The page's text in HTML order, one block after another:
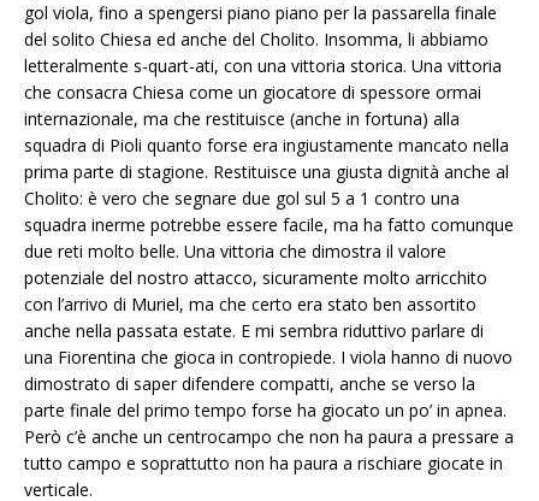
gol viola, fino a spengersi piano piano per la passarella finale
del solito Chiesa ed anche del Cholito. Insomma, li abbiamo
letteralmente s-quart-ati, con una vittoria storica. Una vittoria
che consacra Chiesa come un giocatore di spessore ormai
internazionale, ma che restituisce (anche in fortuna) alla
squadra di Pioli quanto forse era ingiustamente mancato nella
prima parte di stagione. Restituisce una giusta dignità anche al
Cholito: è vero che segnare due gol sul 5 a 1 contro una
squadra inerme potrebbe essere facile, ma ha fatto comunque
due reti molto belle. Una vittoria che dimostra il valore
potenziale del nostro attacco, sicuramente molto arricchito
con l’arrivo di Muriel, ma che certo era stato ben assortito
anche nella passata estate. E mi sembra riduttivo parlare di
una Fiorentina che gioca in contropiede. I viola hanno di nuovo
dimostrato di saper difendere compatti, anche se verso la
parte finale del primo tempo forse ha giocato un po’ in apnea.
Però c’è anche un centrocampo che non ha paura a pressare a
tutto campo e soprattutto non ha paura a rischiare giocate in
verticale.